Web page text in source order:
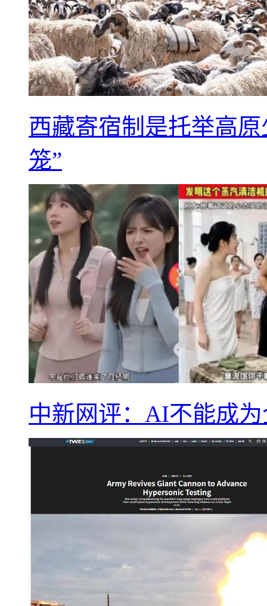
西藏寄宿制是托举高
笼”
中新网评：AI不能成